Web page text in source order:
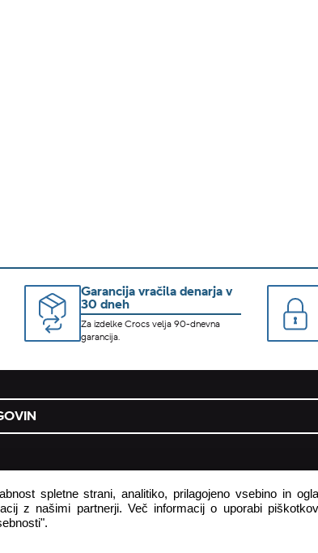
Garancija vračila denarja v
30 dneh
Za izdelke Crocs velja 90-dnevna
garancija.
tukaj
o podjetju
spletne strani, analitiko, prilagojeno vsebino in
z našimi partnerji. Več informacij o uporabi